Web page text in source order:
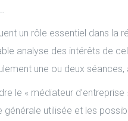
un rôle essentiel dans
analyse des intérêts de
une ou deux
le « médiateur
utilisée et les